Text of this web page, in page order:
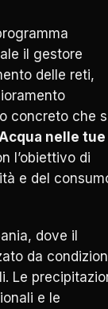
il gestore
delle reti,
concreto che
nelle tue
l’obiettivo di
e del
dove il
da
Le
e le